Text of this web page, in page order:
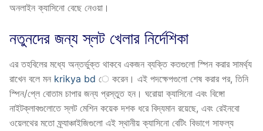
অনলাইন ক্যাসিনো বেছে নেওয়া।
নতুনদের জন্য স্লট খেলার নির্দেশিকা
এর তহবিলের মধ্যে অন্তর্ভুক্ত থাকবে একজন ব্যক্তি কতগুলো স্পিন করার সামর্থ্য
রাখেন বলে মন krikya bd ে করেন। এই পদক্ষেপগুলো শেষ করার পর, তিনি
স্পিন/প্লে বোতাম চাপার জন্য প্রস্তুত হন। ঘরোয়া ক্যাসিনো এবং বিঙ্গো
নাইটক্লাবগুলোতে স্লট মেশিন কয়েক দশক ধরে বিদ্যমান রয়েছে, এবং রেইনবো
ওয়েলথের মতো ফ্র্যাঞ্চাইজিগুলো এই স্থানীয় ক্যাসিনো বেটিং বিভাগে সাফল্য